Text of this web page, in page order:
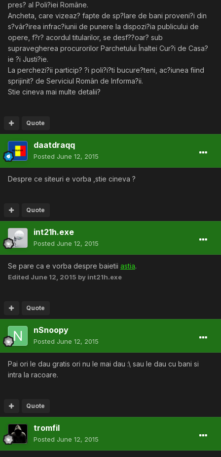
pres? al Poli?iei Române.
Ancheta, care vizeaz? fapte de sp?lare de bani proveni?i din
s?vâr?irea infrac?iunii de punere la dispozi?ia publicului de
opere, f?r? acordul titularilor, se desf??oar? sub
supravegherea procurorilor Parchetului Înaltei Cur?i de Casa?
ie ?i Justi?ie.
La perchezi?ii particip? ?i poli?i?ti bucure?teni, ac?iunea fiind
sprijinit? de Serviciul Român de Informa?ii.
Stie cineva mai multe detalii?
Quote
daatdraqq
Posted June 12, 2015
Despre ce siteuri e vorba ,stie cineva ?
Quote
int21h.exe
Posted June 12, 2015
Se pare ca e vorba despre baietii astia.
Edited June 12, 2015 by int21h.exe
Quote
nSnoopy
Posted June 12, 2015
Pai ori le dau gratis ori nu le mai dau :\ sau le dau cu bani si
intra la racoare.
Quote
tromfil
Posted June 12, 2015